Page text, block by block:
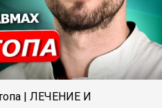
| ЛЕЧЕНИЕ И